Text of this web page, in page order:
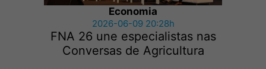
Economia
2026-06-09 20:28h
FNA 26 une especialistas nas
Conversas de Agricultura